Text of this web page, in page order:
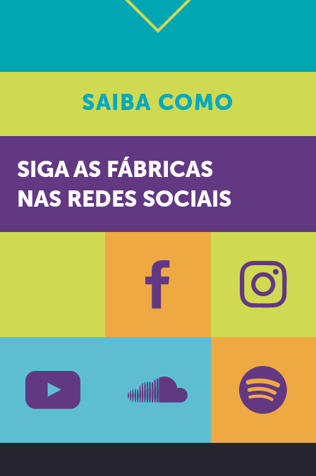
SAIBA COMO
SIGA AS FÁBRICAS
NAS REDES SOCIAIS
Facebook